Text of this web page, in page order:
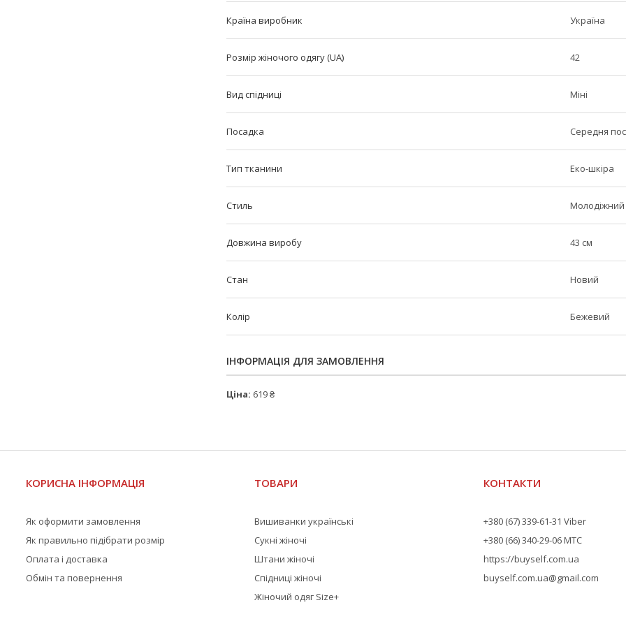
Країна виробник Україна
Розмір жіночого одягу (UA) 42
Вид спідниці Міні
Посадка Середня
Тип тканини Еко-шкіра
Стиль Молодіжний
Довжина виробу 43 см
Стан Новий
Колір Бежевий
ІНФОРМАЦІЯ ДЛЯ ЗАМОВЛЕННЯ
Ціна: 619 ₴
КОРИСНА ІНФОРМАЦІЯ
Як оформити замовлення
Як правильно підібрати розмір
Оплата і доставка
Обмін та повернення
ТОВАРИ
Вишиванки українські
Сукні жіночі
Штани жіночі
Спідниці жіночі
Жіночий одяг Size+
КОНТАКТИ
+380 (67) 339-61-31 Viber
+380 (66) 340-29-06 МТС
https://buyself.com.ua
buyself.com.ua@gmail.com